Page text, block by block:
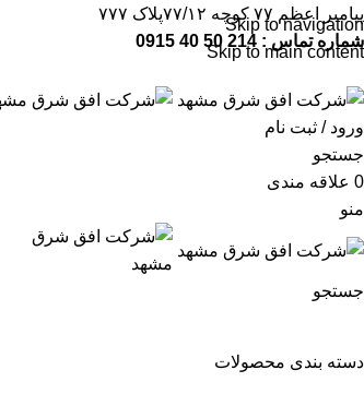
Skip to navigation
Skip to main content
پیامبر اعظم ۷۷ کوچه ۷۷/۱۲پلاک ۷۷۷
شماره تماس : 214 50 40 0915
ورود / ثبت نام
جستجو
0 علاقه مندی
منو
جستجو
دسته بندی محصولات